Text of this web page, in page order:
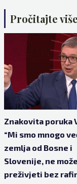
Pročitajte više
Znakovita poruka
“Mi smo mnogo
zemlja od Bosne i
Slovenije, ne
preživjeti bez